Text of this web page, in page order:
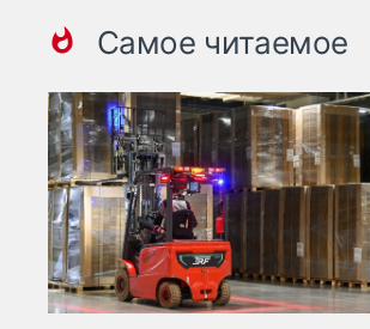
Самое читаемое